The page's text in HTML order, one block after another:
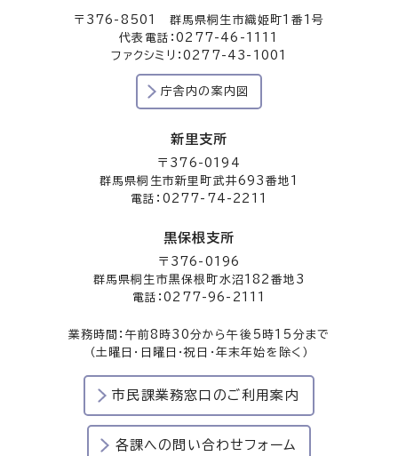
〒376-8501 群馬県桐生市織姫町1番1号
代表電話：0277-46-1111
ファクシミリ：0277-43-1001
庁舎内の案内図
新里支所
〒376-0194
群馬県桐生市新里町武井693番地1
電話：0277-74-2211
黒保根支所
〒376-0196
群馬県桐生市黒保根町水沼182番地3
電話：0277-96-2111
業務時間：午前8時30分から午後5時15分まで
（土曜日・日曜日・祝日・年末年始を除く）
市民課業務窓口のご利用案内
各課への問い合わせフォーム